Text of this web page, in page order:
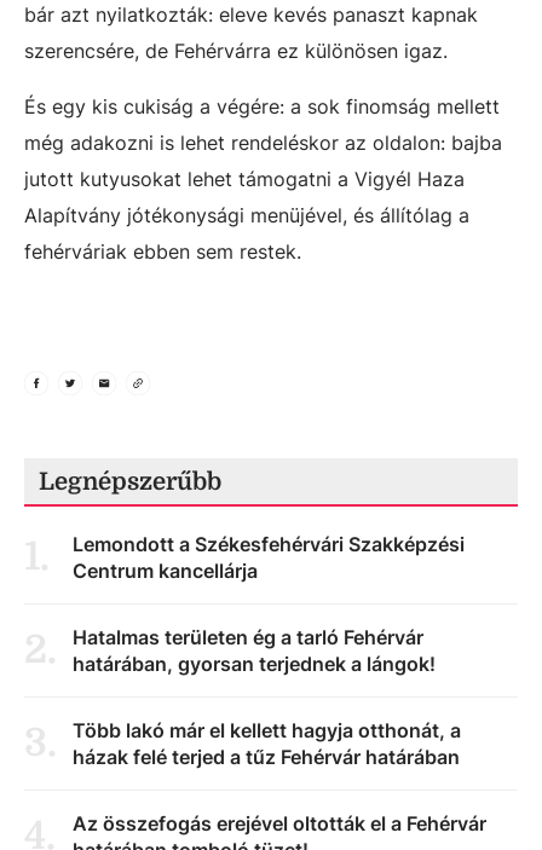
bár azt nyilatkozták: eleve kevés panaszt kapnak
szerencsére, de Fehérvárra ez különösen igaz.
És egy kis cukiság a végére: a sok finomság mellett
még adakozni is lehet rendeléskor az oldalon: bajba
jutott kutyusokat lehet támogatni a Vigyél Haza
Alapítvány jótékonysági menüjével, és állítólag a
fehérváriak ebben sem restek.
Legnépszerűbb
1.
Lemondott a Székesfehérvári Szakképzési
Centrum kancellárja
2.
Hatalmas területen ég a tarló Fehérvár
határában, gyorsan terjednek a lángok!
3.
Több lakó már el kellett hagyja otthonát, a
házak felé terjed a tűz Fehérvár határában
4.
Az összefogás erejével oltották el a Fehérvár